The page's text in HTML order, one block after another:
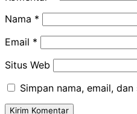
Nama *
Email *
Situs Web
Simpan nama, email,